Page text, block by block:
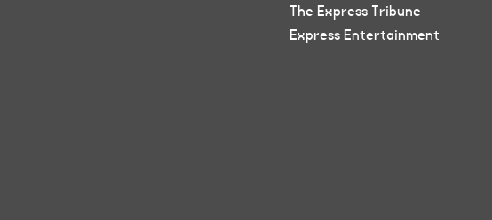
The Express Tribune
Express Entertainment